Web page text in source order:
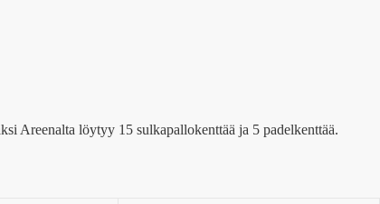
Areenalta löytyy 15 sulkapallokenttää ja 5 padelkenttää.